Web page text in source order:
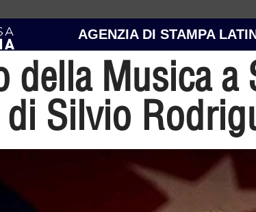
AGENZIA DI STAMPA
della Musica
Silvio